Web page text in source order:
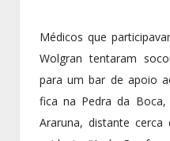
Médicos que
Wolgran tentaram
para um bar de apoio
fica na Pedra da
Araruna, distante